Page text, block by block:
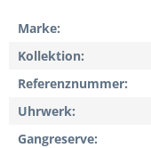
Marke
Kollektion
Referenznummer
Uhrwerk
Gangreserve